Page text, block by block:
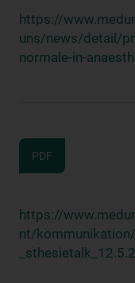
https://
uns/news/detail/
normale-in-
PDF
https://
nt/